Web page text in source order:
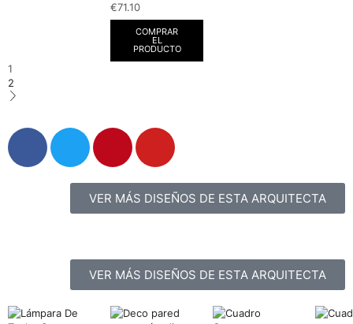
€71.10
COMPRAR
EL
PRODUCTO
1
2
VER MÁS DISEÑOS DE ESTA ARQUITECTA
VER MÁS DISEÑOS DE ESTA ARQUITECTA